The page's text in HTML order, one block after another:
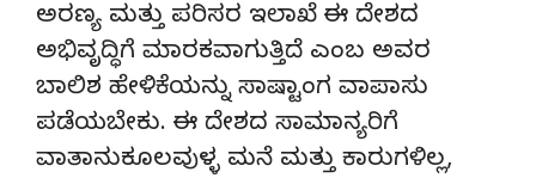
ಅರಣ್ಯ ಮತ್ತು ಪರಿಸರ ಇಲಾಖೆ ಈ ದೇಶದ
ಅಭಿವೃದ್ಧಿಗೆ ಮಾರಕವಾಗುತ್ತಿದೆ ಎಂಬ ಅವರ
ಬಾಲಿಶ ಹೇಳಿಕೆಯನ್ನು ಸಾಷ್ಟಾಂಗ ವಾಪಾಸು
ಪಡೆಯಬೇಕು. ಈ ದೇಶದ ಸಾಮಾನ್ಯರಿಗೆ
ವಾತಾನುಕೂಲವುಳ್ಳ ಮನೆ ಮತ್ತು ಕಾರುಗಳಿಲ್ಲ,